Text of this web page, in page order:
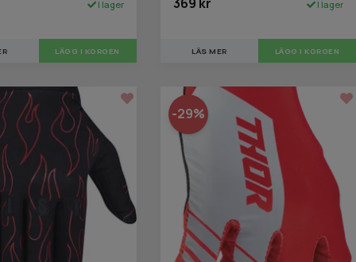
I lager
LÄGG I KORGEN
I lager
LÄS MER LÄGG I KORGEN
-29%